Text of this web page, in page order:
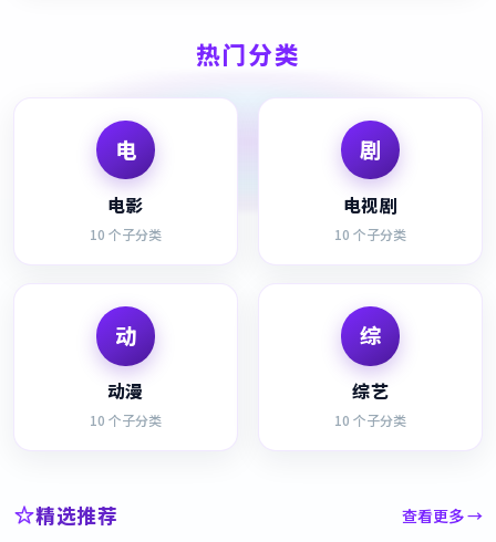
热门分类
电
电影
10 个子分类
剧
电视剧
10 个子分类
动
动漫
10 个子分类
综
综艺
10 个子分类
精选推荐 查看更多 →